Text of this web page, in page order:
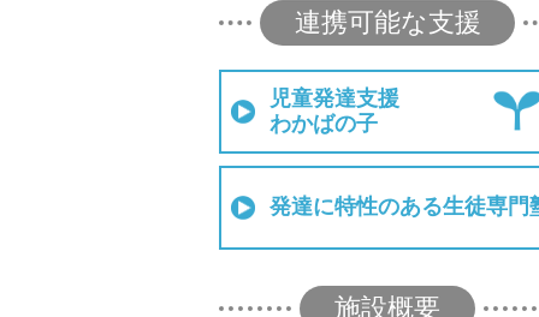
連携可能な支援
児童発達支援
わかばの子
発達に特性のある生徒専門
施設概要